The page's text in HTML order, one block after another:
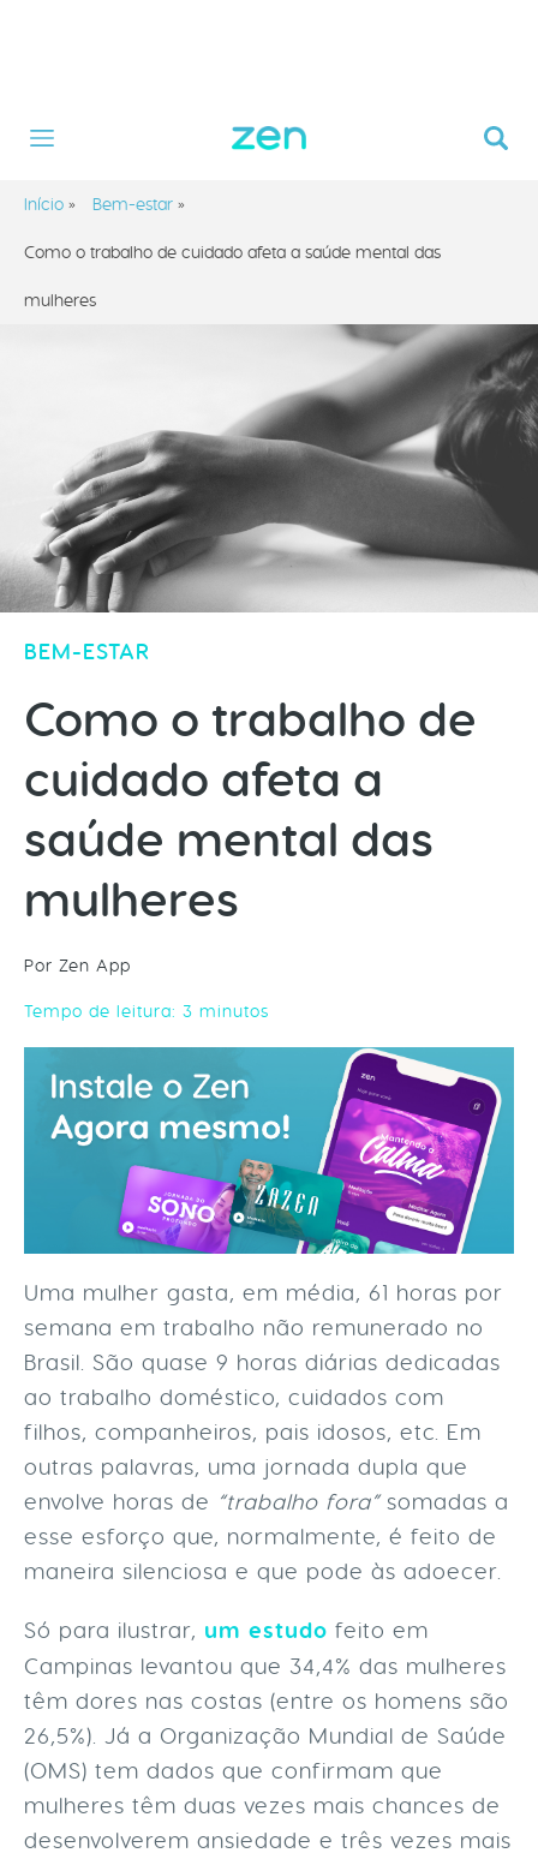
Início » Bem-estar »
Como o trabalho de cuidado afeta a saúde mental das
mulheres
BEM-ESTAR
Como o trabalho de
cuidado afeta a
saúde mental das
mulheres
Por Zen App
Tempo de leitura: 3 minutos
Uma mulher gasta, em média, 61 horas por
semana em trabalho não remunerado no
Brasil. São quase 9 horas diárias dedicadas
ao trabalho doméstico, cuidados com
filhos, companheiros, pais idosos, etc. Em
outras palavras, uma jornada dupla que
envolve horas de “trabalho fora”somadas a
esse esforço que, normalmente, é feito de
maneira silenciosa e que pode às adoecer.
Só para ilustrar, um estudo feito em
Campinas levantou que 34,4% das mulheres
têm dores nas costas (entre os homens são
26,5%). Já a Organização Mundial de Saúde
(OMS) tem dados que confirmam que
mulheres têm duas vezes mais chances de
desenvolverem ansiedade e três vezes mais